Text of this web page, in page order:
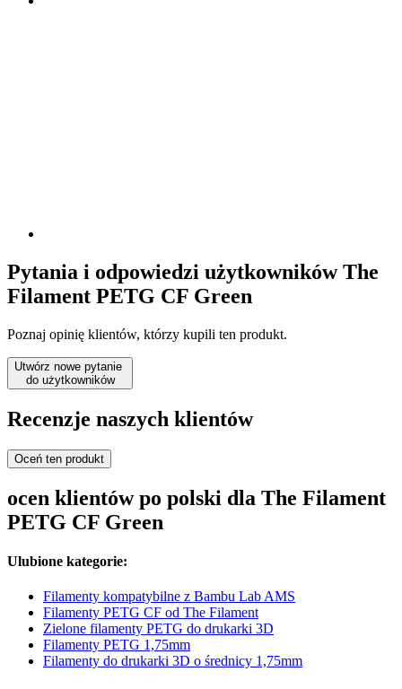
Pytania i odpowiedzi użytkowników The
Filament PETG CF Green
Poznaj opinię klientów, którzy kupili ten produkt.
Utwórz nowe pytanie
do użytkowników
Recenzje naszych klientów
Oceń ten produkt
ocen klientów po polski dla The Filament
PETG CF Green
Ulubione kategorie:
Filamenty kompatybilne z Bambu Lab AMS
Filamenty PETG CF od The Filament
Zielone filamenty PETG do drukarki 3D
Filamenty PETG 1,75mm
Filamenty do drukarki 3D o średnicy 1,75mm